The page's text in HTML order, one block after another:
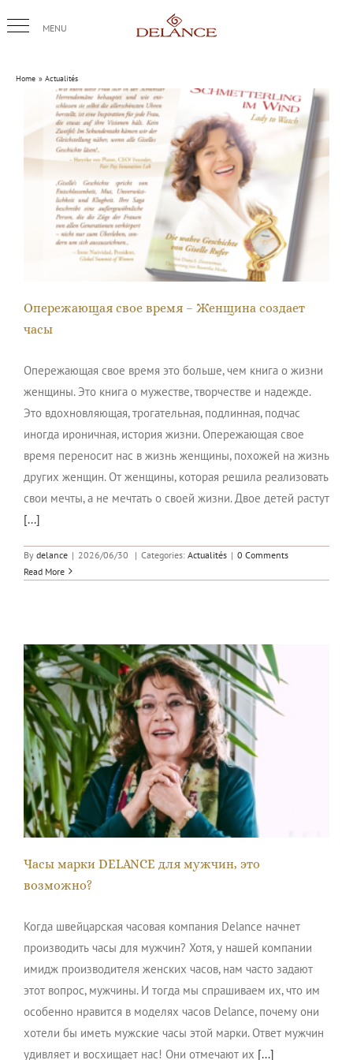
to
Home Actualités
Опережающая свое время – Женщина создает часы
Опережающая свое время – Женщина создает
часы
Опережающая свое время это больше, чем книга о жизни
женщины. Это книга о мужестве, творчестве и надежде.
Это вдохновляющая, трогательная, подлинная, подчас
иногда ироничная, история жизни. Опережающая свое
время переносит нас в жизнь женщины, похожей на жизнь
других женщин. От женщины, которая решила реализовать
свои мечты, а не мечтать о своей жизни. Двое детей растут
[...]
By delance | 2026/06/30 | Categories: Actualités | 0 Comments
Read More
Часы марки DELANCE для мужчин, это возможно?
Часы марки DELANCE для мужчин, это
возможно?
Когда швейцарская часовая компания Delance начнет
производить часы для мужчин? Хотя, у нашей компании
имидж производителя женских часов, нам часто задают
этот вопрос, мужчины. И тогда мы спрашиваем их, что им
особенно нравится в моделях часов Delance, почему они
хотели бы иметь мужские часы этой марки. Ответ мужчин
удивляет и восхищает нас! Они отмечают их [...]